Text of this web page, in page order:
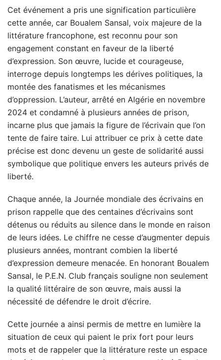
Cet événement a pris une signification particulière
cette année, car Boualem Sansal, voix majeure de la
littérature francophone, est reconnu pour son
engagement constant en faveur de la liberté
d’expression. Son œuvre, lucide et courageuse,
interroge depuis longtemps les dérives politiques, la
montée des fanatismes et les mécanismes
d’oppression. L’auteur, arrêté en Algérie en novembre
2024 et condamné à plusieurs années de prison,
incarne plus que jamais la figure de l’écrivain que l’on
tente de faire taire. Lui attribuer ce prix à cette date
précise est donc devenu un geste de solidarité aussi
symbolique que politique envers les auteurs privés de
liberté.
Chaque année, la Journée mondiale des écrivains en
prison rappelle que des centaines d’écrivains sont
détenus ou réduits au silence dans le monde en raison
de leurs idées. Le chiffre ne cesse d’augmenter depuis
plusieurs années, montrant combien la liberté
d’expression demeure menacée. En honorant Boualem
Sansal, le P.E.N. Club français souligne non seulement
la qualité littéraire de son œuvre, mais aussi la
nécessité de défendre le droit d’écrire.
Cette journée a ainsi permis de mettre en lumière la
situation de ceux qui paient le prix fort pour leurs
mots et de rappeler que la littérature reste un espace